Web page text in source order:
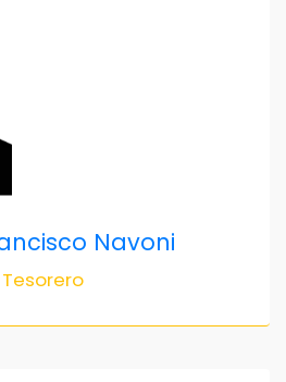
Navoni
Tesorero